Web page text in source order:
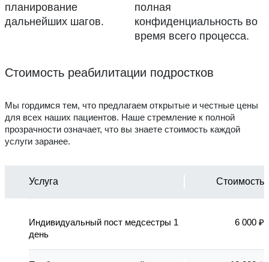
планирование
дальнейших шагов.
полная
конфиденциальность во
время всего процесса.
Стоимость реабилитации подростков
Мы гордимся тем, что предлагаем открытые и честные цены
для всех наших пациентов. Наше стремление к полной
прозрачности означает, что вы знаете стоимость каждой
услуги заранее.
Услуга Стоимость
Индивидуальный пост медсестры 1
день
6 000 ₽